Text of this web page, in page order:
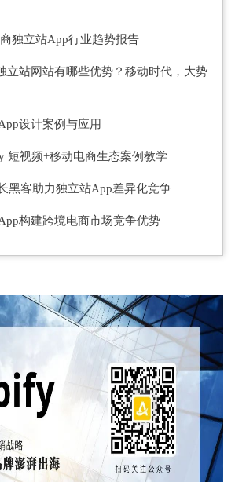
独立站App行业趋势报告
立站网站有哪些优势？ 移动时代，大势
设计案例与应用
短视频+移动电商生态案例教学
黑客助力独立站App差异化竞争
构建跨境电商市场竞争优势